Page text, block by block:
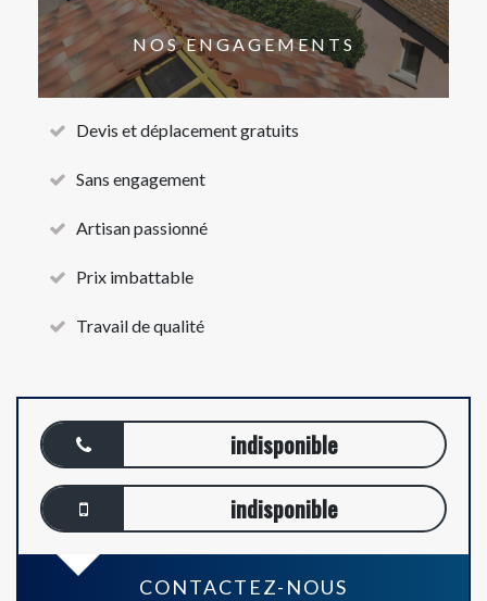
NOS ENGAGEMENTS
Devis et déplacement gratuits
Sans engagement
Artisan passionné
Prix imbattable
Travail de qualité
indisponible
indisponible
CONTACTEZ-NOUS